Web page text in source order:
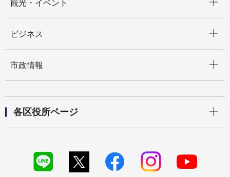
観光・イベント
ビジネス
市政情報
各区役所ページ